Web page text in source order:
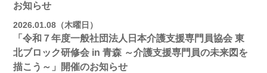
お知らせ
2026.01.08（木曜日）
「令和７年度一般社団法人日本介護支援専門員協会 東
北ブロック研修会 in 青森 ～介護支援専門員の未来図を
描こう～」開催のお知らせ